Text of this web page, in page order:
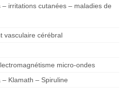
irritations cutanées – maladies de
vasculaire cérébral
micro-ondes
Klamath – Spiruline